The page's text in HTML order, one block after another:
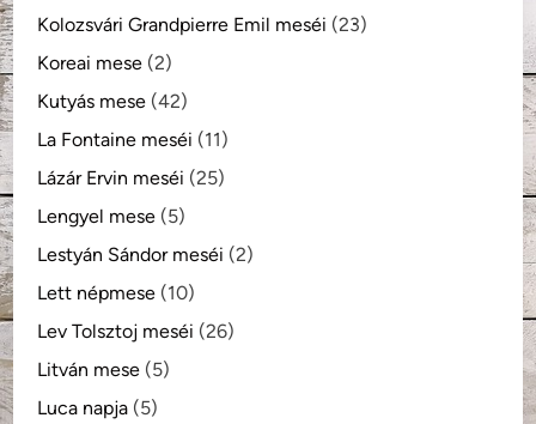
Kolozsvári Grandpierre Emil meséi (23)
Koreai mese (2)
Kutyás mese (42)
La Fontaine meséi (11)
Lázár Ervin meséi (25)
Lengyel mese (5)
Lestyán Sándor meséi (2)
Lett népmese (10)
Lev Tolsztoj meséi (26)
Litván mese (5)
Luca napja (5)